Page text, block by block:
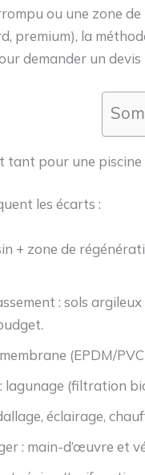
ou une zone
premium), la
demander un devis
tant pour une
les écarts :
+ zone de
: sols
(EPDM/
lagunage (filtration
éclairage,
: main-d’œuvre et